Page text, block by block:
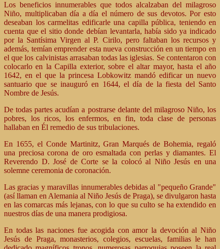
Los beneficios innumerables que todos alcalzaban del milagroso
Niño, multiplicaban día a día el número de sus devotos. Por esto
deseaban los carmelitas edificarle una capilla pública, teniendo en
cuenta que el sitio donde debían levantarla, había sido ya indicado
por la Santísima Virgen al P. Cirilo, pero faltaban los recursos y
además, temían emprender esta nueva construcción en un tiempo en
el que los calvinistas arrasaban todas las iglesias. Se contentaron con
colocarlo en la Capilla exterior, sobre el altar mayor, hasta el año
1642, en el que la princesa Lobkowitz mandó edificar un nuevo
santuario que se inauguró en 1644, el día de la fiesta del Santo
Nombre de Jesús.
De todas partes acudían a postrarse delante del milagroso Niño, los
pobres, los ricos, los enfermos, en fin, toda clase de personas
hallaban en Él remedio de sus tribulaciones.
En 1655, el Conde Martinitz, Gran Marqués de Bohemia, regaló
una preciosa corona de oro esmaltada con perlas y diamantes. El
Reverendo D. José de Corte se la colocó al Niño Jesús en una
solemne ceremonia de coronación.
Las gracias y maravillas innumerables debidas al "pequeño Grande"
(así llaman en Alemania al Niño Jesús de Praga), se divulgaron hasta
en las comarcas más lejanas, con lo que su culto se ha extendido en
nuestros días de una manera prodigiosa.
En todas las naciones fue acogida con amor la devoción al Niño
Jesús de Praga, monasterios, colegios, escuelas, familias le han